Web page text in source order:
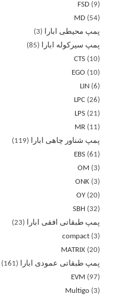
FSD
9
MD
54
پمپ محیطی ابارا
3
پمپ سیرکوله ابارا
85
CTS
10
EGO
10
LIN
6
LPC 26
LPS 21
MR
11
پمپ شناور چاهی ابارا
119
EBS 61
OM
3
ONK 3
OY 20
SBH
32
پمپ طبقاتی افقی ابارا
23
compact 3
MATRIX 20
پمپ طبقاتی عمودی ابارا
161
EVM
97
Multigo 3